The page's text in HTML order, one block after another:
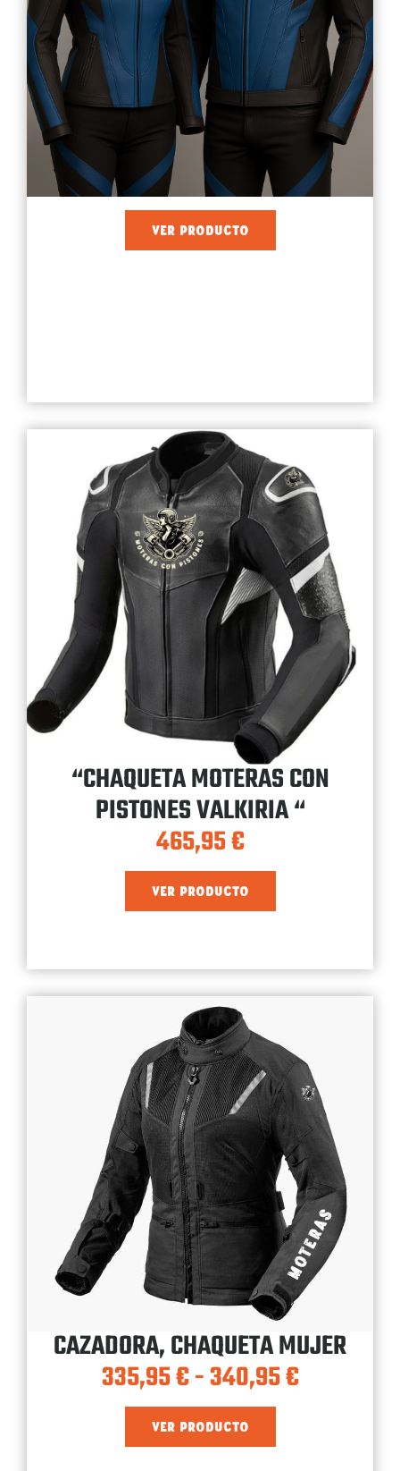
VER PRODUCTO
“CHAQUETA MOTERAS CON
PISTONES VALKIRIA “
465,95€
VER PRODUCTO
CAZADORA, CHAQUETA MUJER
335,95€-340,95€
VER PRODUCTO